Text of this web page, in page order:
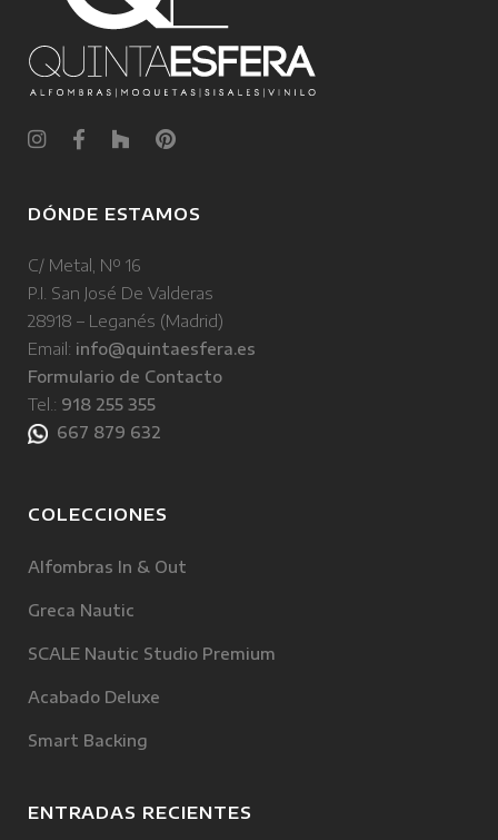
DÓNDE ESTAMOS
C/ Metal, Nº 16
P.I. San José De Valderas
28918 – Leganés (Madrid)
Email: info@quintaesfera.es
Formulario de Contacto
Tel.: 918 255 355
667 879 632
COLECCIONES
Alfombras In & Out
Greca Nautic
SCALE Nautic Studio Premium
Acabado Deluxe
Smart Backing
ENTRADAS RECIENTES